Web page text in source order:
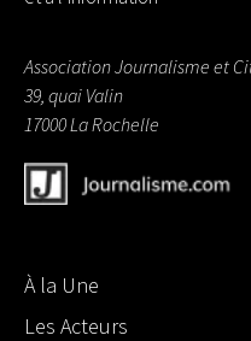
Association Journalisme et
39, quai Valin
17000 La Rochelle
À la Une
Les Acteurs